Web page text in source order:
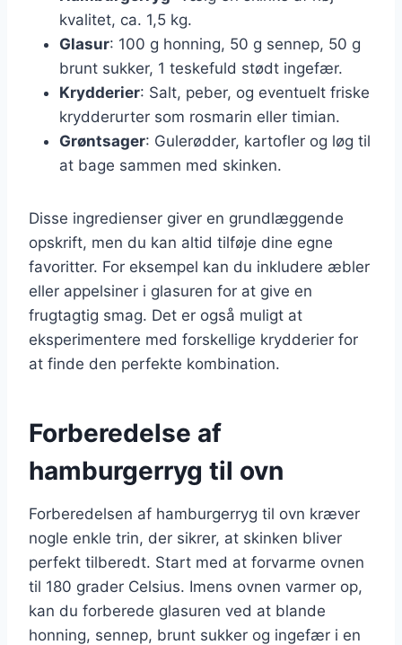
kvalitet, ca. 1,5 kg.
Glasur: 100 g honning, 50 g sennep, 50 g
brunt sukker, 1 teskefuld stødt ingefær.
Krydderier: Salt, peber, og eventuelt friske
krydderurter som rosmarin eller timian.
Grøntsager: Gulerødder, kartofler og løg til
at bage sammen med skinken.
Disse ingredienser giver en grundlæggende
opskrift, men du kan altid tilføje dine egne
favoritter. For eksempel kan du inkludere æbler
eller appelsiner i glasuren for at give en
frugtagtig smag. Det er også muligt at
eksperimentere med forskellige krydderier for
at finde den perfekte kombination.
Forberedelse af
hamburgerryg til ovn
Forberedelsen af hamburgerryg til ovn kræver
nogle enkle trin, der sikrer, at skinken bliver
perfekt tilberedt. Start med at forvarme ovnen
til 180 grader Celsius. Imens ovnen varmer op,
kan du forberede glasuren ved at blande
honning, sennep, brunt sukker og ingefær i en